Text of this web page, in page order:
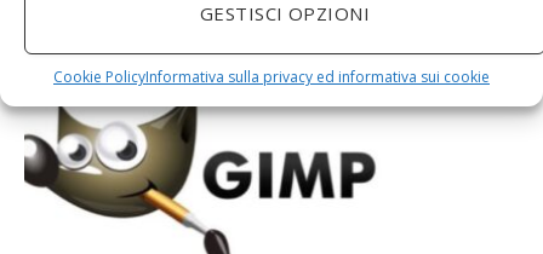
GESTISCI OPZIONI
Cookie PolicyInformativa sulla privacy ed informativa sui cookie